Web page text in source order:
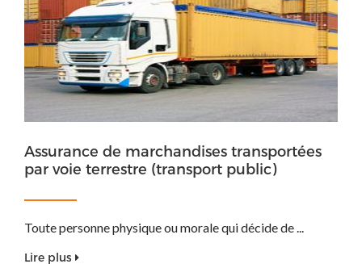
Assurance de marchandises transportées
par voie terrestre (transport public)
Toute personne physique ou morale qui décide de ...
Lire plus